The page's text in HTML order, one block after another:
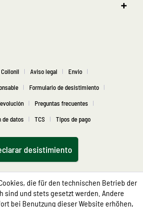
Aviso legal
Envio
Formulario de desistimiento
Preguntas frecuentes
de datos
TCS Tipos de pago
desistimiento
die für den technischen Betrieb der
sind und stets gesetzt werden. Andere
bei Benutzung dieser Website erhöhen,